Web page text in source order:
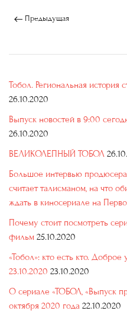
Предыдущая
Тобол. Региональная история
26.10.2020
Выпуск новостей в 9:00
26.10.2020
ВЕЛИКОЛЕПНЫЙ ТОБОЛ
Большое интервью продюсера
считает талисманом, на что
ждать в киносериале на
Почему стоит посмотреть
фильм 25.10.2020
«Тобол»: кто есть кто.
23.10.2020 23.10.2020
О сериале «ТОБОЛ, «Выпуск
октября 2020 года 22.10.2020